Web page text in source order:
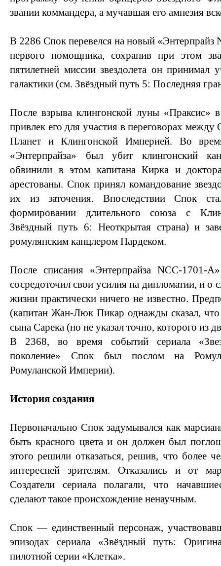
звании коммандера, а мучавшая его амнезия
В 2286 Спок перевелся на новый
первого помощника, сохранив при этом
пятилетней миссии звездолета он принимал
галактики (см. Звёздный путь 5: Последняя
После взрыва клингонской луны «Праксис»
привлек его для участия в переговорах
Планет и Клингонской Империей. Во
«Энтерпрайза» был убит клингонский
обвинили в этом капитана Кирка и
арестованы. Спок принял командование
их из заточения. Впоследствии Спок
формировании длительного союза с
Звёздный путь 6: Неоткрытая страна) и
ромулянским канцлером Пардеком.
После списания «Энтерпрайза NCC-
сосредоточил свои усилия на дипломатии, и о
жизни практически ничего не известно.
(капитан Жан-Люк Пикар однажды сказал, что
сына Сарека (но не указал точно, которого из
В 2368, во время событий сериала
поколение» Спок был послом на
Ромуланской Империи).
История создания
Первоначально Спок задумывался как
быть красного цвета и он должен был
этого решили отказаться, решив, что более
интересней зрителям. Отказались и от
Создатели сериала полагали, что
сделают такое происхождение ненаучным.
Спок — единственный персонаж,
эпизодах сериала «Звёздный путь:
пилотной серии «Клетка».